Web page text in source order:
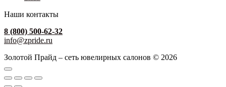
Наши контакты
8 (800) 500-62-32
info@zpride.ru
Золотой Прайд – сеть ювелирных салонов © 2026